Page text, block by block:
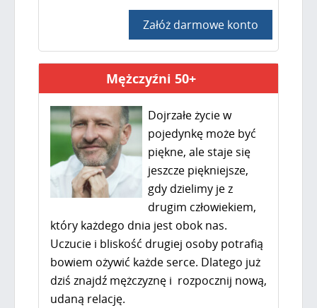
Załóż darmowe konto
Mężczyźni 50+
Dojrzałe życie w
pojedynkę może być
piękne, ale staje się
jeszcze piękniejsze,
gdy dzielimy je z
drugim człowiekiem,
który każdego dnia jest obok nas.
Uczucie i bliskość drugiej osoby potrafią
bowiem ożywić każde serce. Dlatego już
dziś znajdź mężczyznę i rozpocznij nową,
udaną relację.